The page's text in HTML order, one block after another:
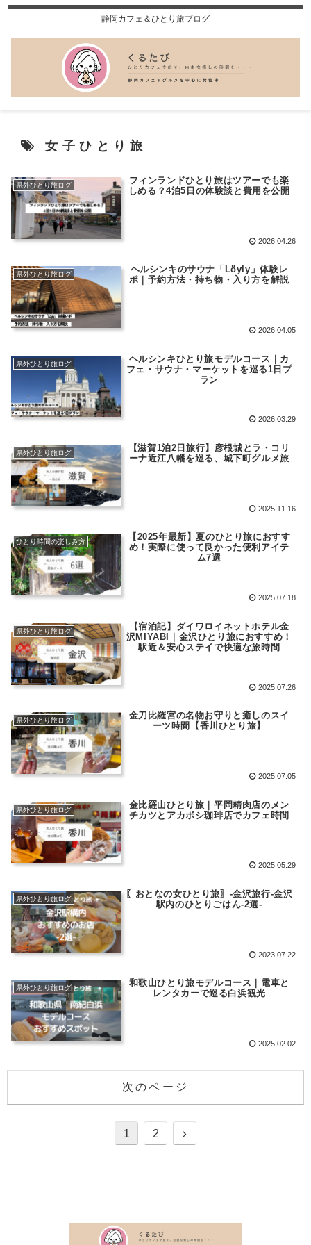
静岡カフェ＆ひとり旅ブログ
女子ひとり旅
県外ひとり旅ログ
フィンランドひとり旅はツアーでも楽
しめる？4泊5日の体験談と費用を公開
2026.04.26
県外ひとり旅ログ
ヘルシンキのサウナ「Löyly」体験レ
ポ｜予約方法・持ち物・入り方を解説
2026.04.05
県外ひとり旅ログ
ヘルシンキひとり旅モデルコース｜カ
フェ・サウナ・マーケットを巡る1日プ
ラン
2026.03.29
県外ひとり旅ログ
【滋賀1泊2日旅行】彦根城とラ・コリ
ーナ近江八幡を巡る、城下町グルメ旅
2025.11.16
ひとり時間の楽しみ方
【2025年最新】夏のひとり旅におすす
め！実際に使って良かった便利アイテ
ム7選
2025.07.18
県外ひとり旅ログ
【宿泊記】ダイワロイネットホテル金
沢MIYABI｜金沢ひとり旅におすすめ！
駅近＆安心ステイで快適な旅時間
2025.07.26
県外ひとり旅ログ
金刀比羅宮の名物お守りと癒しのスイ
ーツ時間【香川ひとり旅】
2025.07.05
県外ひとり旅ログ
金比羅山ひとり旅｜平岡精肉店のメン
チカツとアカボシ珈琲店でカフェ時間
2025.05.29
県外ひとり旅ログ
〖おとなの女ひとり旅〗-金沢旅行-金沢
駅内のひとりごはん-2選-
2023.07.22
県外ひとり旅ログ
和歌山ひとり旅モデルコース｜電車と
レンタカーで巡る白浜観光
2025.02.02
次のページ
1 2